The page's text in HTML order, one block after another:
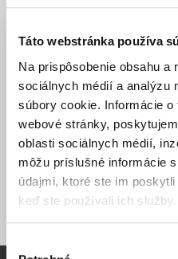
Táto webstránka používa
Na prispôsobenie obsahu
sociálnych médií a analýzu
súbory cookie. Informácie
webové stránky,
oblasti sociálnych médií,
môžu príslušné informácie
údajmi, ktoré ste im
keď ste používali ich služby.
Výber
Dcéra Na